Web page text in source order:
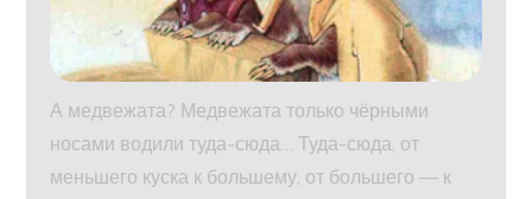
А медвежата? Медвежата только чёрными
носами водили туда-сюда… Туда-сюда, от
меньшего куска к большему, от большего — к